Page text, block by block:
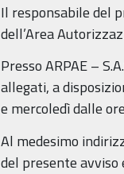
Il responsabile del
dell’Area
Presso ARPAE –
allegati, a
e mercoledì dalle
Al medesimo
del presente